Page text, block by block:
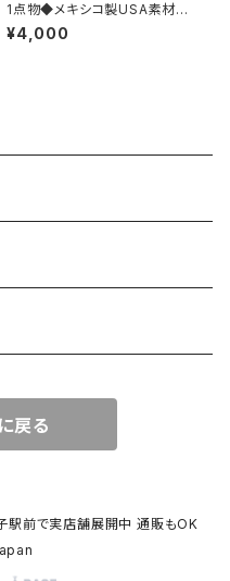
1点物◆メキシコ製USA素材ラ
ングラー黒ブラックジーンズ古
着メンズレディースOKアメカジ/
¥4,000
戻る
駅前で実店舗展開中 通販もOK